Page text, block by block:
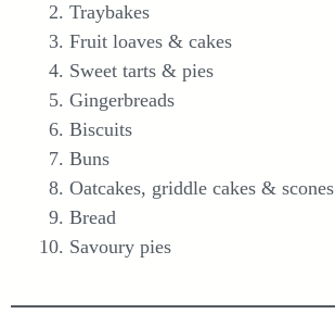
Traybakes
Fruit loaves & cakes
Sweet tarts & pies
Gingerbreads
Biscuits
Buns
Oatcakes, griddle cakes & scones
Bread
Savoury pies